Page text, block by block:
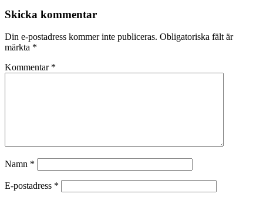
Skicka kommentar
Din e-postadress kommer inte publiceras. Obligatoriska fält är
märkta *
Kommentar *
Namn *
E-postadress *